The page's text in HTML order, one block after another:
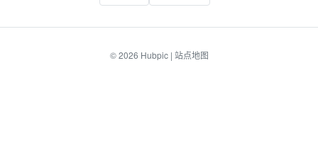
© 2026 Hubpic| 站点地图